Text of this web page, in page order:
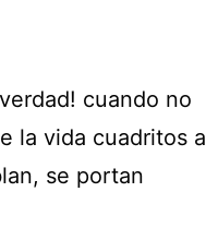
cuando no
la vida cuadritos a
se portan